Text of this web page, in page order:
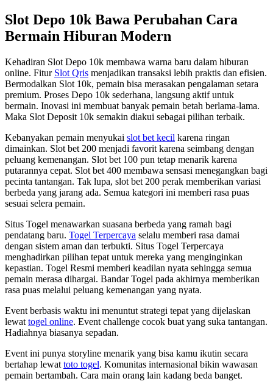
Slot Depo 10k Bawa Perubahan Cara
Bermain Hiburan Modern
Kehadiran Slot Depo 10k membawa warna baru dalam hiburan
online. Fitur Slot Qris menjadikan transaksi lebih praktis dan efisien.
Bermodalkan Slot 10k, pemain bisa merasakan pengalaman setara
premium. Proses Depo 10k sederhana, langsung aktif untuk
bermain. Inovasi ini membuat banyak pemain betah berlama-lama.
Maka Slot Deposit 10k semakin diakui sebagai pilihan terbaik.
Kebanyakan pemain menyukai slot bet kecil karena ringan
dimainkan. Slot bet 200 menjadi favorit karena seimbang dengan
peluang kemenangan. Slot bet 100 pun tetap menarik karena
putarannya cepat. Slot bet 400 membawa sensasi menegangkan bagi
pecinta tantangan. Tak lupa, slot bet 200 perak memberikan variasi
berbeda yang jarang ada. Semua kategori ini memberi rasa puas
sesuai selera pemain.
Situs Togel menawarkan suasana berbeda yang ramah bagi
pendatang baru. Togel Terpercaya selalu memberi rasa damai
dengan sistem aman dan terbukti. Situs Togel Terpercaya
menghadirkan pilihan tepat untuk mereka yang menginginkan
kepastian. Togel Resmi memberi keadilan nyata sehingga semua
pemain merasa dihargai. Bandar Togel pada akhirnya memberikan
rasa puas melalui peluang kemenangan yang nyata.
Event berbasis waktu ini menuntut strategi tepat yang dijelaskan
lewat togel online. Event challenge cocok buat yang suka tantangan.
Hadiahnya biasanya sepadan.
Event ini punya storyline menarik yang bisa kamu ikutin secara
bertahap lewat toto togel. Komunitas internasional bikin wawasan
pemain bertambah. Cara main orang lain kadang beda banget.